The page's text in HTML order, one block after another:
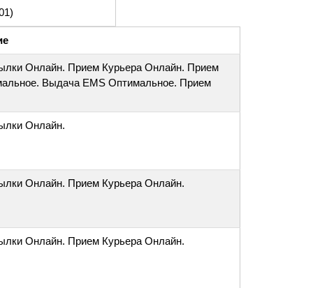
Онлайн. Прием Курьера Онлайн. Прием
Выдача EMS Оптимальное. Прием
Онлайн.
Онлайн. Прием Курьера Онлайн.
Онлайн. Прием Курьера Онлайн.